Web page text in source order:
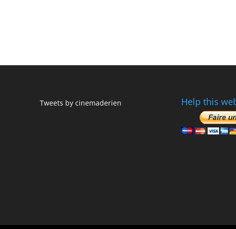
Tweets by cinemaderien Help this